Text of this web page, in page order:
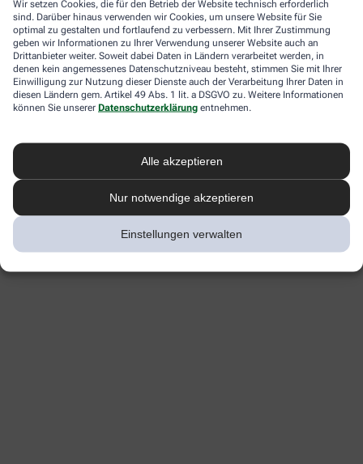
Wir setzen Cookies, die für den Betrieb der Website technisch erforderlich
sind. Darüber hinaus verwenden wir Cookies, um unsere Website für Sie
optimal zu gestalten und fortlaufend zu verbessern. Mit Ihrer Zustimmung
geben wir Informationen zu Ihrer Verwendung unserer Website auch an
Drittanbieter weiter. Soweit dabei Daten in Ländern verarbeitet werden, in
denen kein angemessenes Datenschutzniveau besteht, stimmen Sie mit Ihrer
Einwilligung zur Nutzung dieser Dienste auch der Verarbeitung Ihrer Daten in
diesen Ländern gem. Artikel 49 Abs. 1 lit. a DSGVO zu. Weitere Informationen
können Sie unserer Datenschutzerklärung entnehmen.
Alle akzeptieren
Nur notwendige akzeptieren
Einstellungen verwalten